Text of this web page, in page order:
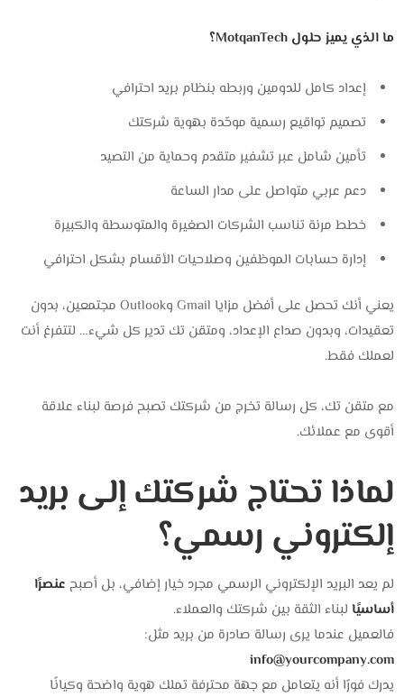
ما الذي يميز حلول MotqanTech؟
إعداد كامل للدومين وربطه بنظام بريد احترافي
تصميم تواقيع رسمية موحّدة بهوية شركتك
تأمين شامل عبر تشفير متقدم وحماية من التصيد
دعم عربي متواصل على مدار الساعة
خطط مرنة تناسب الشركات الصغيرة والمتوسطة والكبيرة
إدارة حسابات الموظفين وصلاحيات الأقسام بشكل احترافي
يعني أنك تحصل على أفضل مزايا Gmail وOutlook مجتمعين، بدون
تعقيدات، وبدون صداع الإعداد، ومتقن تك تدير كل شيء… لتتفرغ أنت
لعملك فقط.
مع متقن تك، كل رسالة تخرج من شركتك تصبح فرصة لبناء علاقة
أقوى مع عملائك.
لماذا تحتاج شركتك إلى بريد
إلكتروني رسمي؟
لم يعد البريد الإلكتروني الرسمي مجرد خيار إضافي، بل أصبح عنصرًا
أساسيًا لبناء الثقة بين شركتك والعملاء.
فالعميل عندما يرى رسالة صادرة من بريد مثل:
info@yourcompany.com
يدرك فورًا أنه يتعامل مع جهة محترفة تملك هوية واضحة وكيانًا